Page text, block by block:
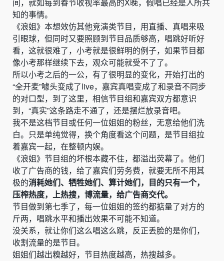
知的事情。
《浪姐》本想效仿其他竞演类节目，用直播、真唱来吸
引眼球，但同时又要照顾到节目品质够高，唱跳好听好
看，这就很难了，小考就是很鲜明的例子，如果节目都
像小考那样继续下去，观众可能就受不了了。
所以小考之后的一公，有了很明显的变化，开始打出的
“全开麦”噱头变成了live，嘉宾真唱变成了和录音不同步
的对口型，到了这里，相信节目组和嘉宾双方都意识
到，“真实”这条路走不通了，还是摆烂放录音吧。
我不是这档节目或任何一位姐姐的粉丝，无意给他们洗
白。只是单纯觉得，换个角度看这个问题，是节目组拉
着嘉宾一起，在整顿内娱。
《浪姐》节目组的坏根本藏不住，都溢出荧幕了。他们
收了广告商的钱，给了嘉宾们劳务费，就要无所不用其
极的消耗她们、牺牲她们、算计她们，目的只有一个，
压榨热度，上热搜，博流量，给广告商交代。
节目做到第七季了，每一位姐姐的签约都掂量了对方的
斤两，唱跳水平和播出效果不可能不知道。
没关系，就让你们这么唱这么跳，反正丢脸的是你们，
收割流量的是节目。
姐姐们越出糗越好，节目热度越高，热搜越多。